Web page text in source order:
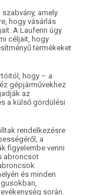
amely
hogy vásárlás
A Laufenn úgy
céljait, hogy
termékeket
hogy – a
gépjárművekhez
az
a külső gördülési
rendelkezésre
a
figyelembe venni
abroncsot
és minden
során.